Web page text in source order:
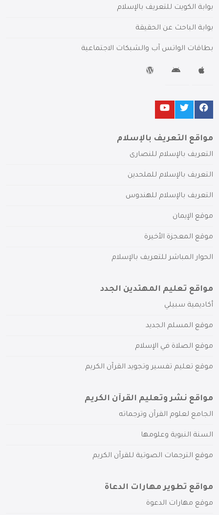
بوابة الكويت للتعريف بالإسلام
بوابة الباحث عن الحقيقة
بطاقات الواتس آب والشبكات الاجتماعية
مواقع التعريف بالإسلام
التعريف بالإسلام للنصارى
التعريف بالإسلام للملحدين
التعريف بالإسلام للهندوس
موقع الإيمان
موقع المعجزة الأخيرة
الحوار المباشر للتعريف بالإسلام
مواقع تعليم المهتدين الجدد
أكاديمية سبيلي
موقع المسلم الجديد
موقع الصلاة في الإسلام
موقع تعليم تفسير وتجويد القرآن الكريم
مواقع نشر وتعليم القرآن الكريم
الجامع لعلوم القرآن وترجماته
السنة النبوية وعلومها
موقع الترجمات الصوتية للقرآن الكريم
مواقع تطوير مهارات الدعاة
موقع مهارات الدعوة